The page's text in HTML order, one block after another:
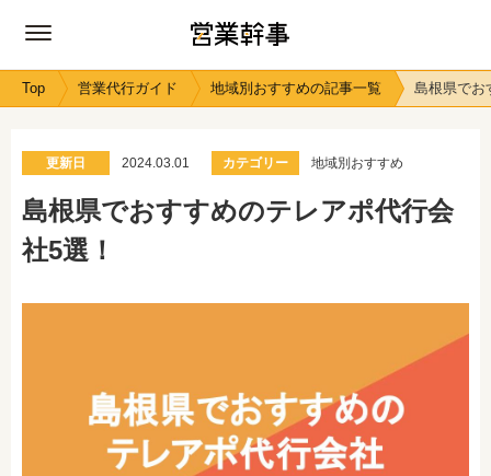
Top 営業代行ガイド 地域別おすすめの記事一覧 島根県でお
更新日 2024.03.01 カテゴリー 地域別おすすめ
島根県でおすすめのテレアポ代行会
社5選！